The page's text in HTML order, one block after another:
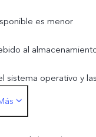
es menor
al
sistema operativo y